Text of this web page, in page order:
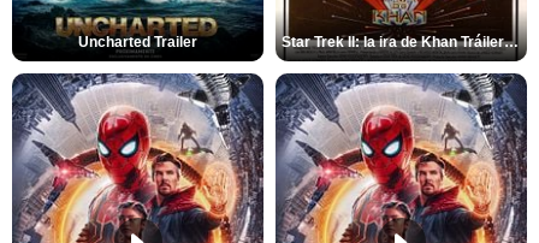
Uncharted Trailer Star Trek II: la ira de Khan Tráiler VO